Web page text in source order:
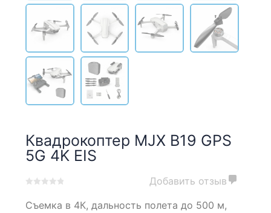
Квадрокоптер MJX B19 GPS
5G 4K EIS
out
Добавить отзыв
Съемка в 4К, дальность полета до 500 м,